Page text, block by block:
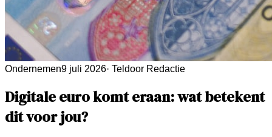
Ondernemen9 juli 2026· Teldoor Redactie
Digitale euro komt eraan: wat betekent
dit voor jou?